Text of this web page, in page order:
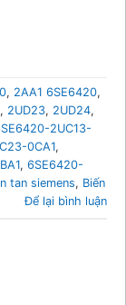
, 2AA1 6SE6420,
, 2UD23, 2UD24,
2UC13-
0CA1,
, 6SE6420-
tan siemens, Biến
Để lại bình luận